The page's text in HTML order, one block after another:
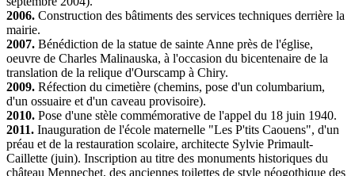
2006. Construction des bâtiments des services techniques derrière la
mairie.
2007. Bénédiction de la statue de sainte Anne près de l'église,
oeuvre de Charles Malinauska, à l'occasion du bicentenaire de la
translation de la relique d'Ourscamp à Chiry.
2009. Réfection du cimetière (chemins, pose d'un columbarium,
d'un ossuaire et d'un caveau provisoire).
2010. Pose d'une stèle commémorative de l'appel du 18 juin 1940.
2011. Inauguration de l'école maternelle "Les P'tits Caouens", d'un
préau et de la restauration scolaire, architecte Sylvie Primault-
Caillette (juin). Inscription au titre des monuments historiques du
château Mennechet, des anciennes toilettes de style néogothique des